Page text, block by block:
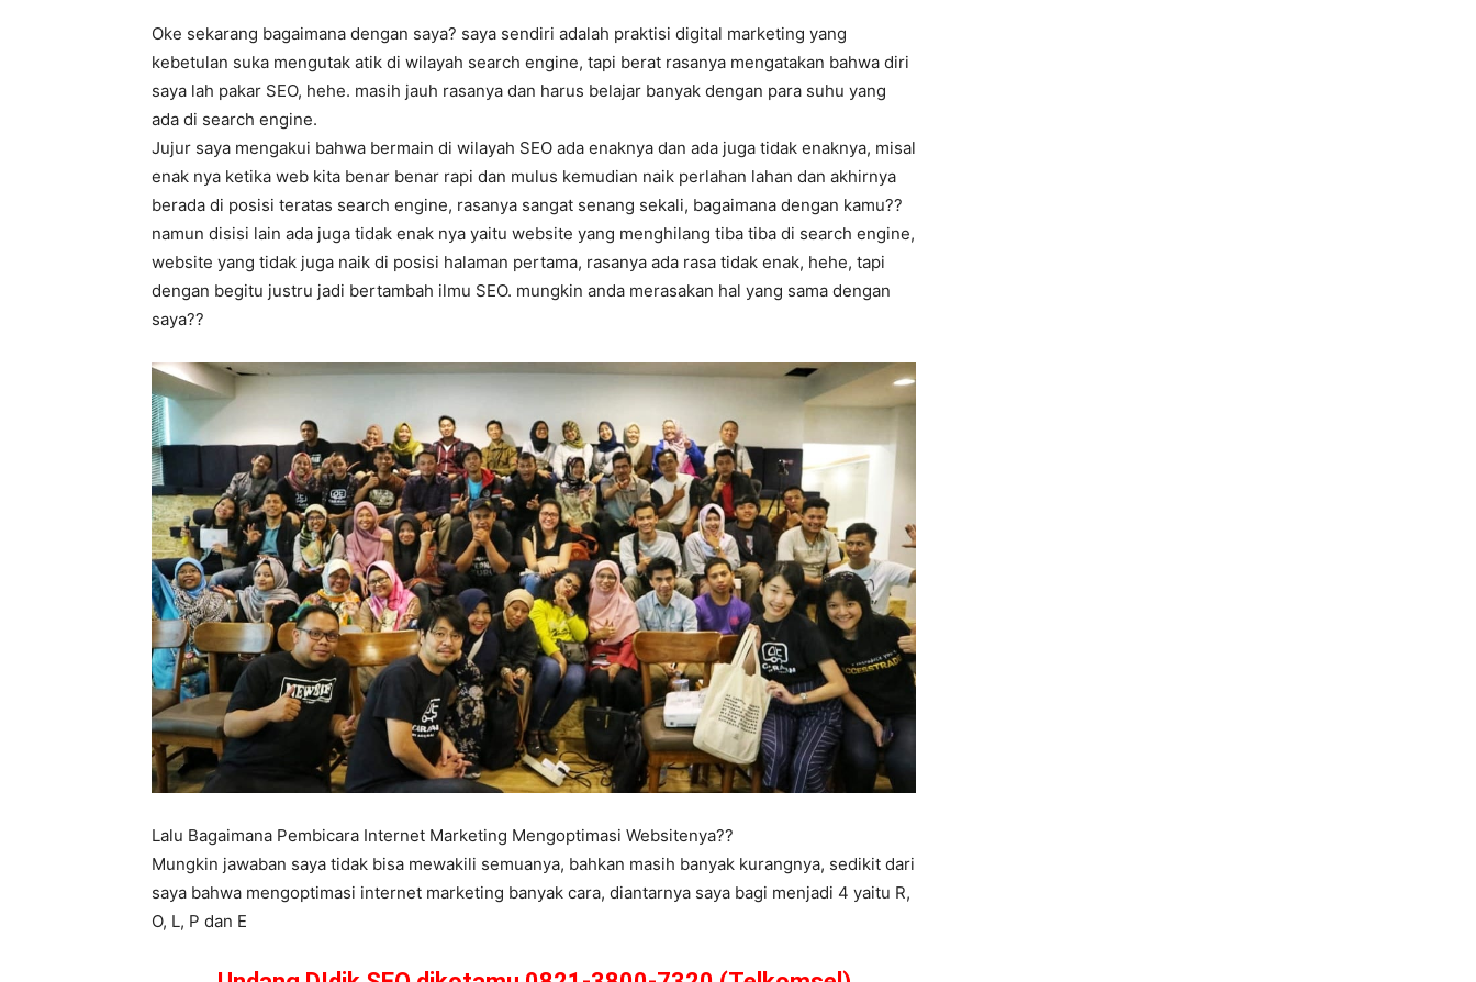
Oke sekarang bagaimana dengan saya? saya sendiri adalah praktisi digital marketing yang
kebetulan suka mengutak atik di wilayah search engine, tapi berat rasanya mengatakan bahwa diri
saya lah pakar SEO, hehe. masih jauh rasanya dan harus belajar banyak dengan para suhu yang
ada di search engine.
Jujur saya mengakui bahwa bermain di wilayah SEO ada enaknya dan ada juga tidak enaknya, misal
enak nya ketika web kita benar benar rapi dan mulus kemudian naik perlahan lahan dan akhirnya
berada di posisi teratas search engine, rasanya sangat senang sekali, bagaimana dengan kamu??
namun disisi lain ada juga tidak enak nya yaitu website yang menghilang tiba tiba di search engine,
website yang tidak juga naik di posisi halaman pertama, rasanya ada rasa tidak enak, hehe, tapi
dengan begitu justru jadi bertambah ilmu SEO. mungkin anda merasakan hal yang sama dengan
saya??
Lalu Bagaimana Pembicara Internet Marketing Mengoptimasi Websitenya??
Mungkin jawaban saya tidak bisa mewakili semuanya, bahkan masih banyak kurangnya, sedikit dari
saya bahwa mengoptimasi internet marketing banyak cara, diantarnya saya bagi menjadi 4 yaitu R,
O, L, P dan E